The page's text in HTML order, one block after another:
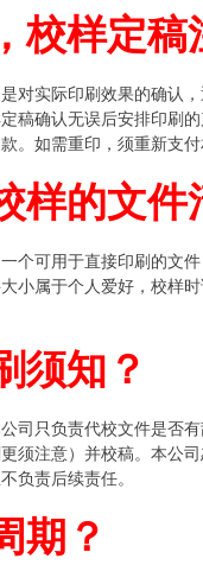
校样定稿
对实际印刷效果的确认
稿确认无误后安排印刷
。如需重印，须重新支
样的文件
个可用于直接印刷的文
小属于个人爱好，校样
须知？
司只负责代校文件是否
须注意）并校稿。本公
负责后续责任。
期？